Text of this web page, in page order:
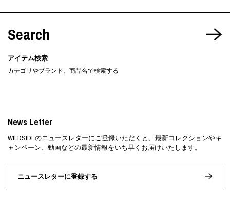
Search
アイテム検索
カテゴリやブランド、商品名で検索する
News Letter
WILDSIDEのニュースレターにご登録いただくと、最新コレクションやキ
ャンペーン、動画などの最新情報をいち早くお届けいたします。
ニュースレターに登録する